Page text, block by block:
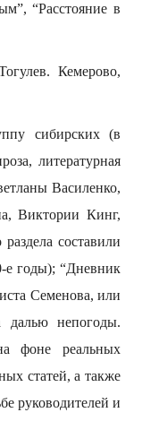
“Расстояние в
Кемерово,
сибирских (в
литературная
Василенко,
Виктории Кинг,
составили
е годы); “Дневник
Семенова, или
далью непогоды.
фоне реальных
статей, а также
руководителей и